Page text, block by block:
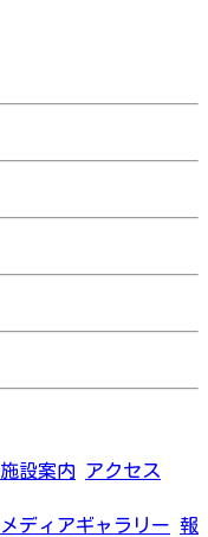
施設案内 アクセス
メディアギャラリー 報